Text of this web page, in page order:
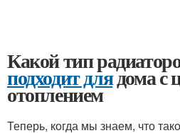
Какой тип
подходит длядома с
отоплением
Теперь, когда мы знаем, что